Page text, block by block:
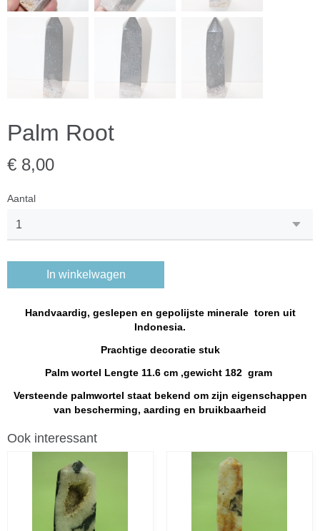
Palm Root
€ 8,00
Aantal
In winkelwagen
Handvaardig, geslepen en gepolijste minerale toren uit
Indonesia.
Prachtige decoratie stuk
Palm wortel Lengte 11.6 cm ,gewicht 182 gram
Versteende palmwortel staat bekend om zijn eigenschappen
van bescherming, aarding en bruikbaarheid
Ook interessant